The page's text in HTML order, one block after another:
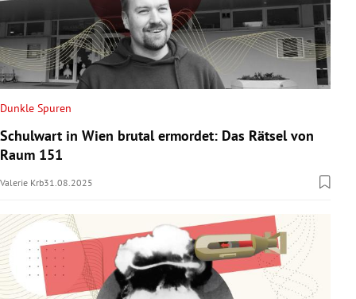
Dunkle Spuren
Schulwart in Wien brutal ermordet: Das Rätsel von
Raum 151
Valerie Krb31.08.2025